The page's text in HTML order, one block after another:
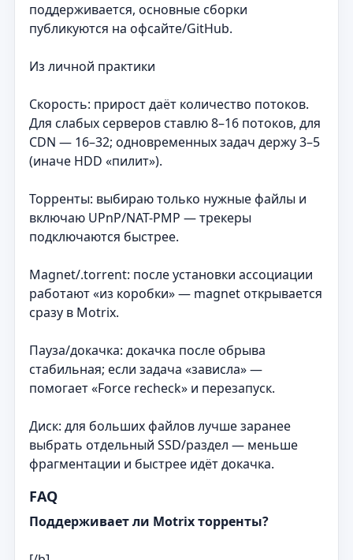
поддерживается, основные сборки
публикуются на офсайте/GitHub.
Из личной практики
Скорость: прирост даёт количество потоков.
Для слабых серверов ставлю 8–16 потоков, для
CDN — 16–32; одновременных задач держу 3–5
(иначе HDD «пилит»).
Торренты: выбираю только нужные файлы и
включаю UPnP/NAT-PMP — трекеры
подключаются быстрее.
Magnet/.torrent: после установки ассоциации
работают «из коробки» — magnet открывается
сразу в Motrix.
Пауза/докачка: докачка после обрыва
стабильная; если задача «зависла» —
помогает «Force recheck» и перезапуск.
Диск: для больших файлов лучше заранее
выбрать отдельный SSD/раздел — меньше
фрагментации и быстрее идёт докачка.
FAQ
Поддерживает ли Motrix торренты?